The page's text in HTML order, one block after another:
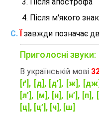
Після апострофа
Після м'якого
завжди позначає
Приголосні звуки:
В українській мові
[ґ], [д], [д’], [ж],
[л’], [м], [н], [н’], [п],
[ц], [ц’], [ч], [ш]